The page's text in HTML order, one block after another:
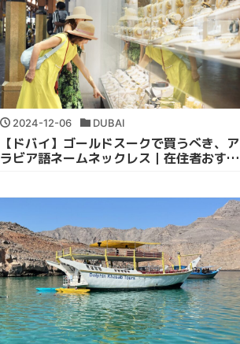
2024-12-06 DUBAI
【ドバイ】ゴールドスークで買うべき、ア
ラビア語ネームネックレス｜在住者おすす